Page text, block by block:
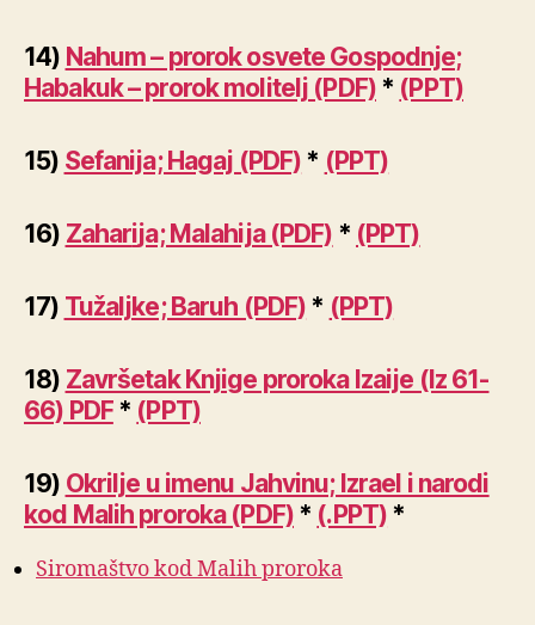
14) Nahum – prorok osvete Gospodnje;
Habakuk – prorok molitelj (PDF)* (PPT)
15) Sefanija; Hagaj (PDF) * (PPT)
16) Zaharija; Malahija (PDF) * (PPT)
17) Tužaljke; Baruh (PDF) * (PPT)
18) Završetak Knjige proroka Izaije (Iz 61-
66) PDF* (PPT)
19) Okrilje u imenu Jahvinu; Izrael i narodi
kod Malih proroka (PDF)* (.PPT) *
Siromaštvo kod Malih proroka